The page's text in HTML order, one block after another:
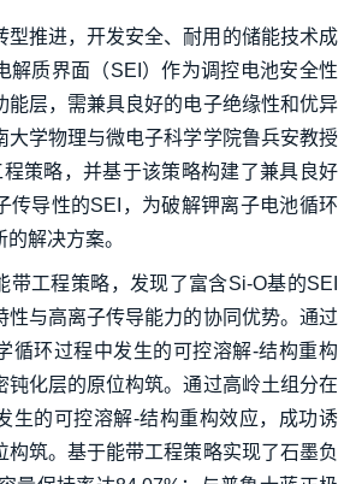
型推进，开发安全、耐用的储能技术成
解质界面（SEI）作为调控电池安全性
能层，需兼具良好的电子绝缘性和优异
大学物理与微电子科学学院鲁兵安教授
策略，并基于该策略构建了兼具良好
传导性的SEI，为破解钾离子电池循环
解决方案。
带工程策略，发现了富含Si-O基的SEI
性与高离子传导能力的协同优势。通过
循环过程中发生的可控溶解-结构重构
钝化层的原位构筑。通过高岭土组分在
生的可控溶解-结构重构效应，成功诱
构筑。基于能带工程策略实现了石墨负